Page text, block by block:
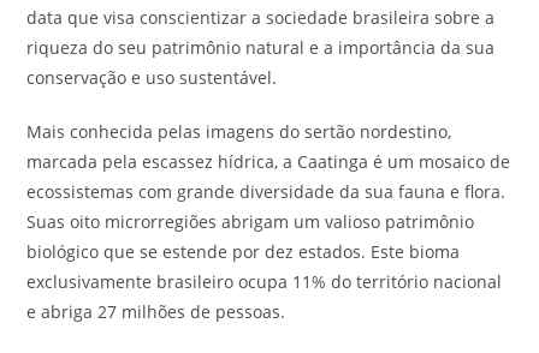
data que visa conscientizar a sociedade brasileira sobre a
riqueza do seu patrimônio natural e a importância da sua
conservação e uso sustentável.
Mais conhecida pelas imagens do sertão nordestino,
marcada pela escassez hídrica, a Caatinga é um mosaico de
ecossistemas com grande diversidade da sua fauna e flora.
Suas oito microrregiões abrigam um valioso patrimônio
biológico que se estende por dez estados. Este bioma
exclusivamente brasileiro ocupa 11% do território nacional
e abriga 27 milhões de pessoas.